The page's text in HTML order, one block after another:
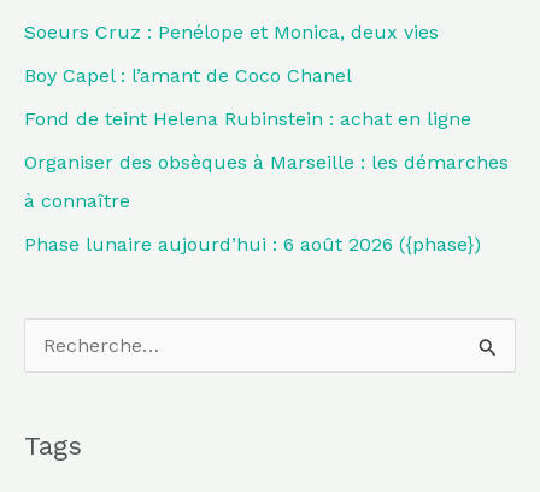
Soeurs Cruz : Penélope et Monica, deux vies
Boy Capel : l’amant de Coco Chanel
Fond de teint Helena Rubinstein : achat en ligne
Organiser des obsèques à Marseille : les démarches
à connaître
Phase lunaire aujourd’hui : 6 août 2026 ({phase})
Tags